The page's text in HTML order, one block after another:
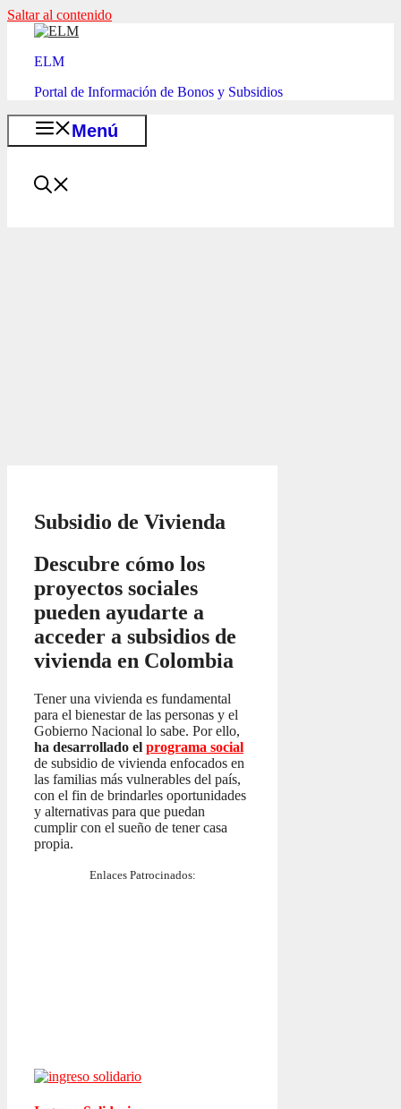
Saltar al contenido
ELM
Portal de Información de Bonos y Subsidios
Menú
Subsidio de Vivienda
Descubre cómo los
proyectos sociales
pueden ayudarte a
acceder a subsidios de
vivienda en Colombia
Tener una vivienda es fundamental
para el bienestar de las personas y el
Gobierno Nacional lo sabe. Por ello,
ha desarrollado el programa social
de subsidio de vivienda enfocados en
las familias más vulnerables del país,
con el fin de brindarles oportunidades
y alternativas para que puedan
cumplir con el sueño de tener casa
propia.
Enlaces Patrocinados: